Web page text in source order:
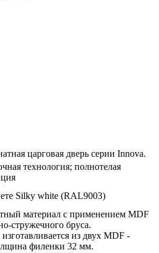
царговая дверь серии Innova.
технология; полнотелая
Silky white (RAL9003)
материал с применением MDF
стружечного бруса.
из двух MDF -
филенки 32 мм.